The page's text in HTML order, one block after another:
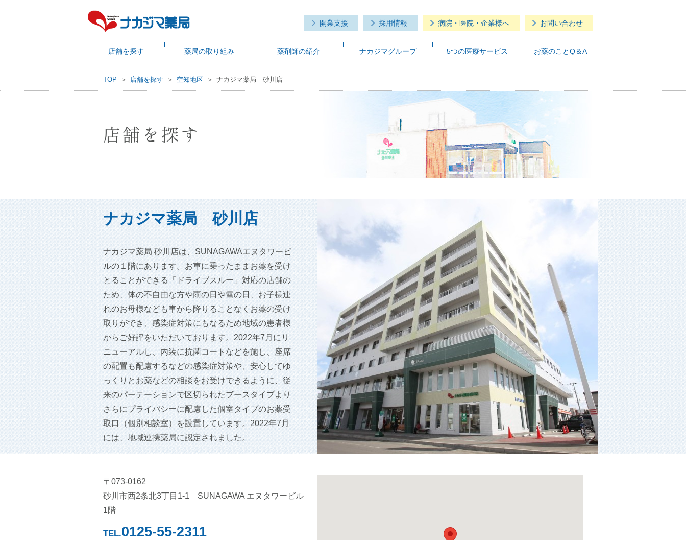
店舗を探す 薬局の取り組み 薬剤師の紹介 ナカジマグループ 5つの医療サービス お薬のことQ＆A
開業支援 採用情報 病院・医院・企業様へ お問い合わせ
TOP 店舗を探す 空知地区 ナカジマ薬局 砂川店
店舗を探す
ナカジマ薬局 砂川店
ナカジマ薬局 砂川店は、SUNAGAWAエヌタワービ
ルの１階にあります。お車に乗ったままお薬を受け
とることができる「ドライブスルー」対応の店舗の
ため、体の不自由な方や雨の日や雪の日、お子様連
れのお母様なども車から降りることなくお薬の受け
取りができ、感染症対策にもなるため地域の患者様
からご好評をいただいております。2022年7月にリ
ニューアルし、内装に抗菌コートなどを施し、座席
の配置も配慮するなどの感染症対策や、安心してゆ
っくりとお薬などの相談をお受けできるように、従
来のパーテーションで区切られたブースタイプより
さらにプライバシーに配慮した個室タイプのお薬受
取口（個別相談室）を設置しています。2022年7月
には、地域連携薬局に認定されました。
〒073-0162
砂川市西2条北3丁目1-1 SUNAGAWA エヌタワービル
1階
TEL.0125-55-2311